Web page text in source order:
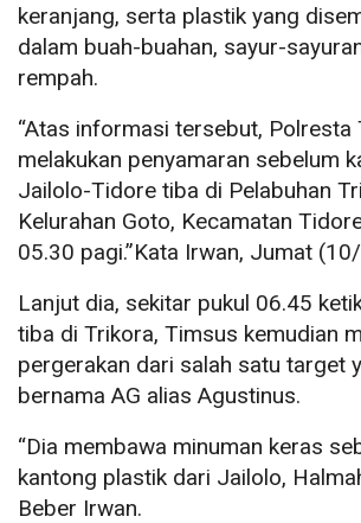
keranjang, serta plastik yang
dalam buah-buahan, sayur-
rempah.
“Atas informasi tersebut, Polresta
melakukan penyamaran sebelum
Jailolo-Tidore tiba di Pelabuhan
Kelurahan Goto, Kecamatan
05.30 pagi.”Kata Irwan, Jumat
Lanjut dia, sekitar pukul 06.45
tiba di Trikora, Timsus kemudian
pergerakan dari salah satu target
bernama AG alias Agustinus.
“Dia membawa minuman keras
kantong plastik dari Jailolo,
Beber Irwan.